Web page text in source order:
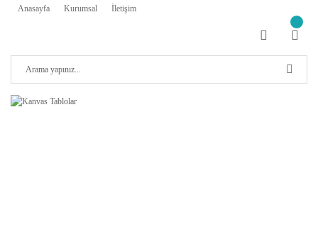
Anasayfa Kurumsal İletişim